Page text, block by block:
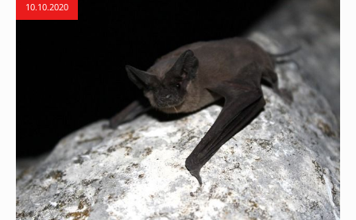
10.10.2020